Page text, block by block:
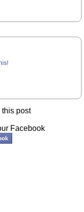
this post
Facebook